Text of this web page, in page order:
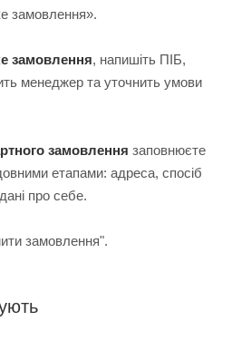
замовлення».
замовлення, напишіть ПІБ,
менеджер та уточнить умови
замовлення заповнюєте
етапами: адреса, спосіб
про себе.
замовлення".